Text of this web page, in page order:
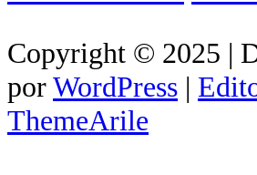
Copyright © 2025 |
porWordPress |
ThemeArile